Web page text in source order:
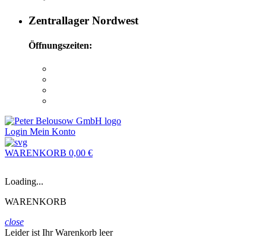
Zentrallager Nordwest
Öffnungszeiten:
Login Mein Konto
WARENKORB 0,00 €
Loading...
WARENKORB
close
Leider ist Ihr Warenkorb leer